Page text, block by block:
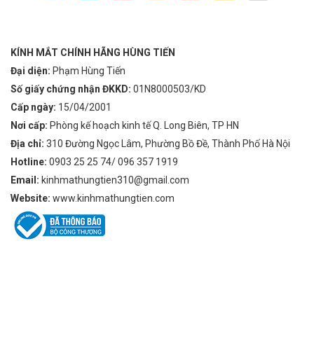
KÍNH MẮT CHÍNH HÃNG HÙNG TIẾN
Đại diện: Phạm Hùng Tiến
Số giấy chứng nhận ĐKKD: 01N8000503/KD
Cấp ngày: 15/04/2001
Nơi cấp: Phòng kế hoạch kinh tế Q. Long Biên, TP HN
Địa chỉ: 310 Đường Ngọc Lâm, Phường Bồ Đề, Thành Phố Hà Nội
Hotline: 0903 25 25 74/ 096 357 1919
Email: kinhmathungtien310@gmail.com
Website: www.kinhmathungtien.com